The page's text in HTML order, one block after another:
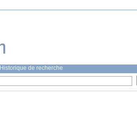
Historique de recherche